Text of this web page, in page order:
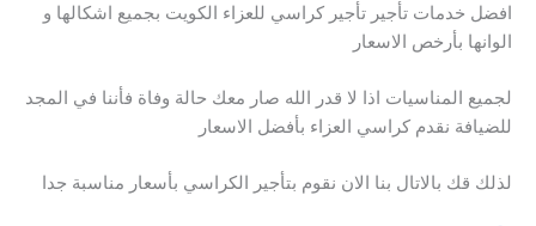
افضل خدمات تأجير تأجير كراسي للعزاء الكويت بجميع اشكالها و
الوانها بأرخص الاسعار
لجميع المناسيات اذا لا قدر الله صار معك حالة وفاة فأننا في المجد
للضيافة نقدم كراسي العزاء بأفضل الاسعار
لذلك قك بالاتال بنا الان نقوم بتأجير الكراسي بأسعار مناسبة جدا